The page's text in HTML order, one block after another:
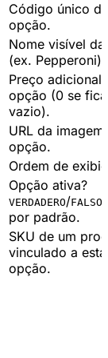
Código único da
opção.
Nome visível
(ex. Pepperoni).
Preço adicional
opção (0 se
vazio).
URL da imagem
opção.
Ordem de
Opção ativa?
VERDADERO/FALSO
por padrão.
SKU de um
vinculado a esta
opção.